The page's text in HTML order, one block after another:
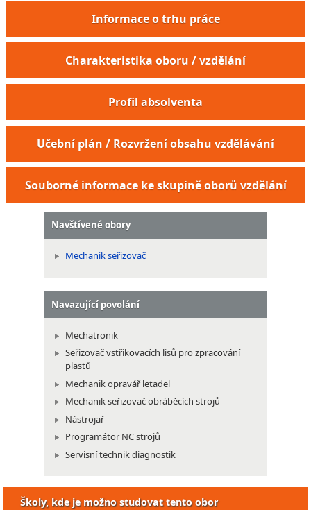
Informace o trhu práce
Charakteristika oboru / vzdělání
Profil absolventa
Učební plán / Rozvržení obsahu vzdělávání
Souborné informace ke skupině oborů vzdělání
Navštívené obory
Mechanik seřizovač
Navazující povolání
Mechatronik
Seřizovač vstřikovacích lisů pro zpracování
plastů
Mechanik opravář letadel
Mechanik seřizovač obráběcích strojů
Nástrojař
Programátor NC strojů
Servisní technik diagnostik
Školy, kde je možno studovat tento obor